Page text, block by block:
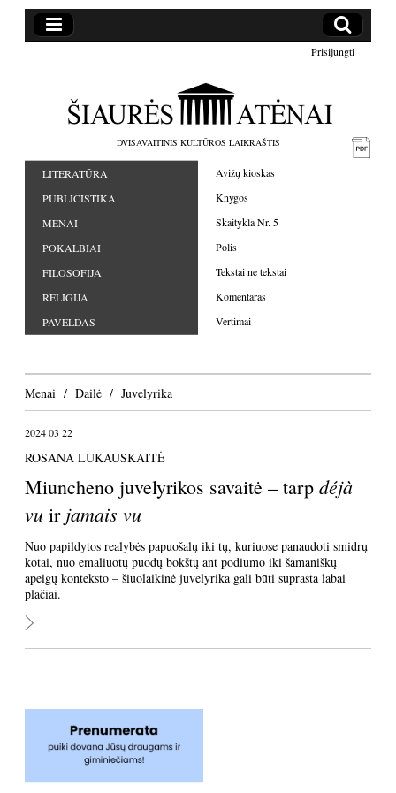
Prisijungti
DVISAVAITINIS KULTŪROS LAIKRAŠTIS
LITERATŪRA
PUBLICISTIKA
MENAI
POKALBIAI
FILOSOFIJA
RELIGIJA
PAVELDAS
Avižų kioskas
Knygos
Skaitykla Nr. 5
Polis
Tekstai ne tekstai
Komentaras
Vertimai
Menai Dailė Juvelyrika
2024 03 22
ROSANA LUKAUSKAITĖ
Miuncheno juvelyrikos savaitė – tarp déjà
vu ir jamais vu
Nuo papildytos realybės papuošalų iki tų, kuriuose panaudoti smidrų
kotai, nuo emaliuotų puodų bokštų ant podiumo iki šamaniškų
apeigų konteksto – šiuolaikinė juvelyrika gali būti suprasta labai
plačiai.